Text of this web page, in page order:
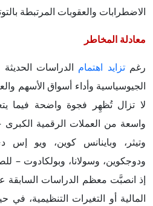
الاضطرابات والعقوبات المرتبطة
معادلة المخاطر
رغمتزايد اهتمام الدراسات الحديثة
الجيوسياسية وأداء أسواق الأسهم
لا تزال تُظهِر فجوة واضحة فيما
واسعة من العملات الرقمية الكبرى –
وتيثر، وباينانس كوين، ويو إس
ودوجكوين، وسولانا، وبولكادوت –
إذ انصبَّت معظم الدراسات السابقة
المالية أو التغيرات التنظيمية،